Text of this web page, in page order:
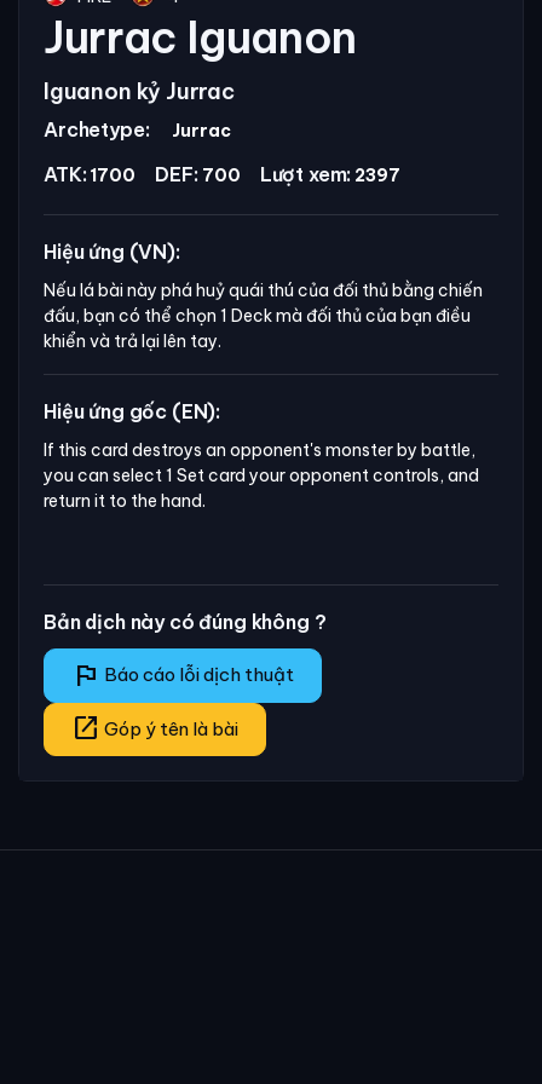
Jurrac Iguanon
Iguanon kỷ Jurrac
Archetype: Jurrac
ATK: 1700 DEF: 700 Lượt xem: 2397
Hiệu ứng (VN):
Nếu lá bài này phá huỷ quái thú của đối thủ bằng chiến
đấu, bạn có thể chọn 1 Deck mà đối thủ của bạn điều
khiển và trả lại lên tay.
Hiệu ứng gốc (EN):
If this card destroys an opponent's monster by battle,
you can select 1 Set card your opponent controls, and
return it to the hand.
Bản dịch này có đúng không ?
flag Báo cáo lỗi dịch thuật
open_in_new Góp ý tên là bài